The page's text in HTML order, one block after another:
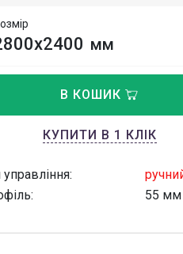
мм
В КОШИК
КУПИТИ В 1 КЛІК
управління:
55 мм